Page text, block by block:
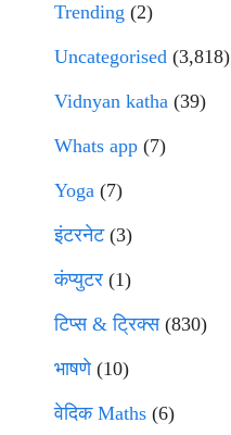
Trending (2)
Uncategorised (3,818)
Vidnyan katha (39)
Whats app (7)
Yoga (7)
इंटरनेट(3)
कंप्युटर (1)
टिप्स & ट्रिक्स(830)
भाषणे(10)
वेदिक Maths (6)